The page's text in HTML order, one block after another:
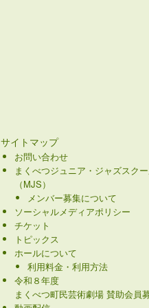
サイトマップ
お問い合わせ
まくべつジュニア・ジャズスク
（MJS）
メンバー募集について
ソーシャルメディアポリシー
チケット
トピックス
ホールについて
利用料金・利用方法
令和８年度
まくべつ町民芸術劇場 賛助会員